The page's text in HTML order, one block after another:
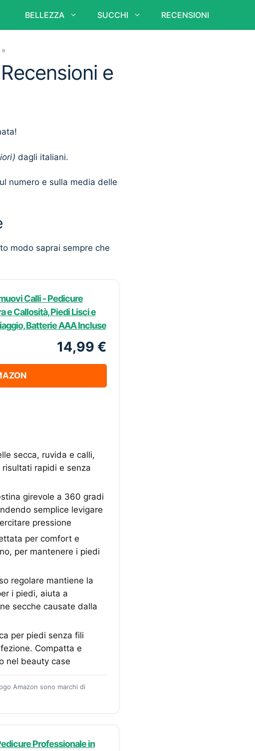
BELLEZZA SUCCHI RECENSIONI
»
e
dagli italiani.
numero e sulla media delle
modo saprai sempre che
Calli - Pedicure
e Callosità, Piedi Lisci e
Batterie AAA Incluse
14,99 €
secca, ruvida e calli,
rapidi e senza
girevole a 360 gradi
semplice levigare
pressione
per comfort e
per mantenere i piedi
regolare mantiene la
i piedi, aiuta a
secche causate dalla
per piedi senza fili
Compatta e
nel beauty case
Amazon sono marchi di
Professionale in